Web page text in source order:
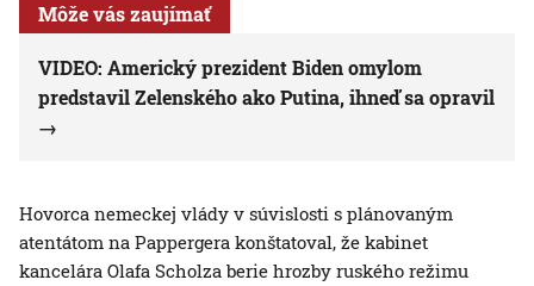
Môže vás zaujímať
VIDEO: Americký prezident Biden omylom
predstavil Zelenského ako Putina, ihneď sa opravil
Hovorca nemeckej vlády v súvislosti s plánovaným
atentátom na Pappergera konštatoval, že kabinet
kancelára Olafa Scholza berie hrozby ruského režimu